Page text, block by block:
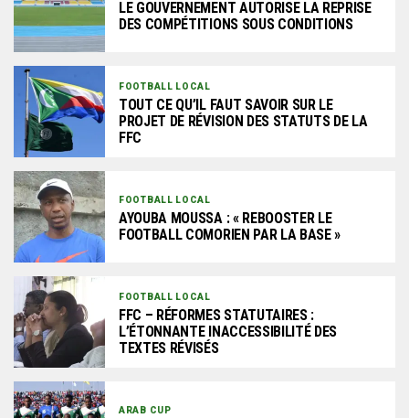
LE GOUVERNEMENT AUTORISE LA REPRISE
DES COMPÉTITIONS SOUS CONDITIONS
FOOTBALL LOCAL
TOUT CE QU’IL FAUT SAVOIR SUR LE
PROJET DE RÉVISION DES STATUTS DE LA
FFC
FOOTBALL LOCAL
AYOUBA MOUSSA : « REBOOSTER LE
FOOTBALL COMORIEN PAR LA BASE »
FOOTBALL LOCAL
FFC – RÉFORMES STATUTAIRES :
L’ÉTONNANTE INACCESSIBILITÉ DES
TEXTES RÉVISÉS
ARAB CUP